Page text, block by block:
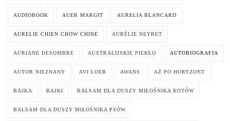
AUDIOBOOK AUER MARGIT AURELIA BLANCARD
AURELIE CHIEN CHOW CHINE AURÉLIE NEYRET
AURIANE DESOMBRE AUSTRALIJSKIE PIEKŁO AUTOBIOGRAFIA
AUTOR NIEZNANY AVI LOEB AWANS AŻ PO HORYZONT
BAJKA BAJKI BALSAM DLA DUSZY MIŁOŚNIKA KOTÓW
BALSAM DLA DUSZY MIŁOŚNIKA PSÓW